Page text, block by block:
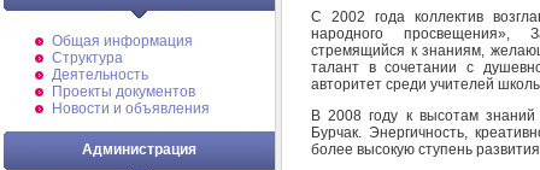
Общая информация
Структура
Деятельность
Проекты документов
Новости и объявления
Администрация
С 2002 года коллектив
народного просвещения»,
стремящийся к знаниям,
талант в сочетании с
авторитет среди учителей
В 2008 году к высотам
Бурчак. Энергичность,
более высокую ступень